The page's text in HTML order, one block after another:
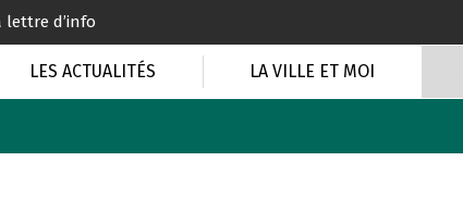
lettre d’info
LES ACTUALITÉS LA VILLE ET MOI